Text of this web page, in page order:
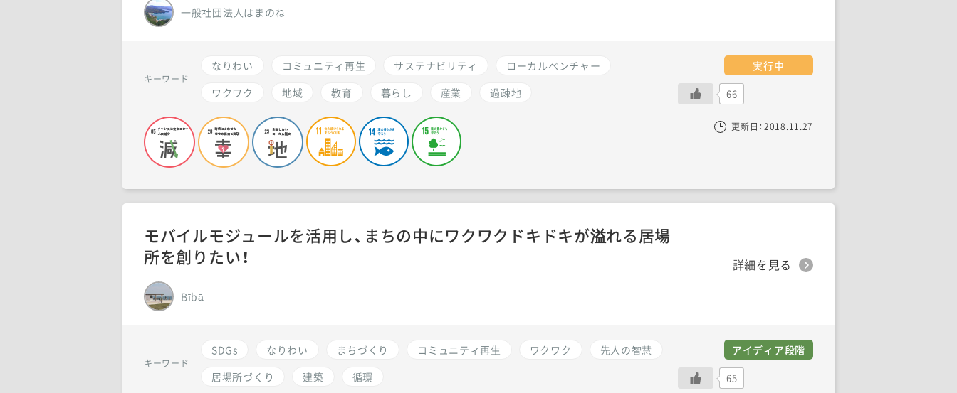
モバイルモジュールを活用し、まちの中にワクワクドキドキが溢れる居場
所を創りたい！
Bībā
詳細を見る
キーワード
SDGs なりわい まちづくり コミュニティ再生 ワクワク
先人の智慧
居場所づくり
建築 循環
アイディア段階
65
一般社団法人はまのね
キーワード
なりわい コミュニティ再生 サステナビリティ
ローカルベンチャー
ワクワク
地域 教育 暮らし 産業 過疎地
実行中
66
更新日： 2018.11.27